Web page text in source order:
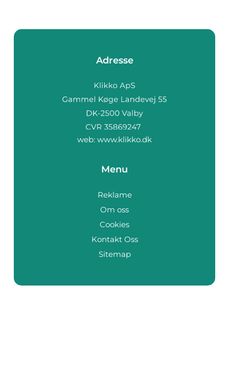
Adresse
web: www.klikko.dk
Menu
Reklame
Om oss
Cookies
Kontakt Oss
Sitemap